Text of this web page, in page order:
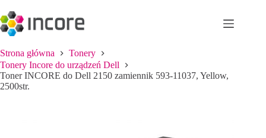
do
treści
Strona główna
Tonery
Tonery Incore do urządzeń Dell
Toner INCORE do Dell 2150 zamiennik 593-11037, Yellow,
2500str.